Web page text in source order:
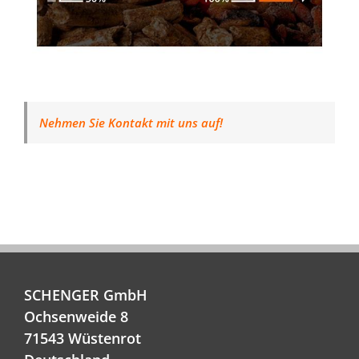
Nehmen Sie Kontakt mit uns auf!
SCHENGER GmbH
Ochsenweide 8
71543 Wüstenrot